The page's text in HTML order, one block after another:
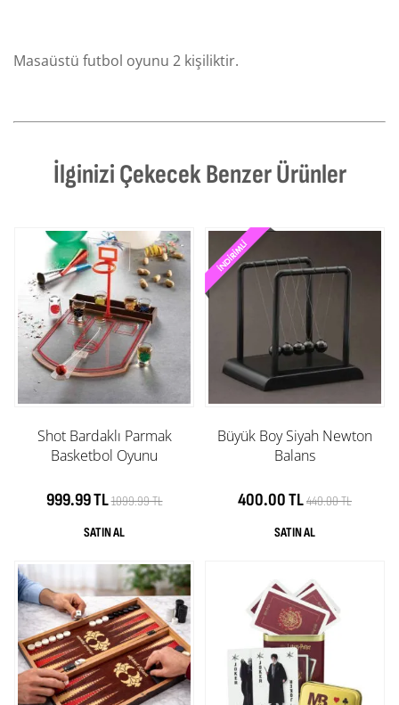
Masaüstü futbol oyunu 2 kişiliktir.
İlginizi Çekecek Benzer Ürünler
Shot Bardaklı Parmak
Basketbol Oyunu
999.99 TL1099.99 TL
Büyük Boy Siyah Newton
Balans
400.00 TL440.00 TL